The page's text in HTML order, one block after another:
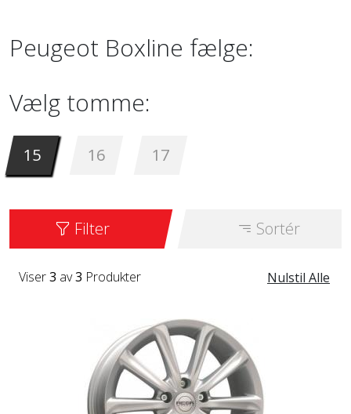
Peugeot Boxline fælge:
Vælg tomme:
15 16 17
Filter Sortér
Nulstil Alle
Viser3 av3 Produkter